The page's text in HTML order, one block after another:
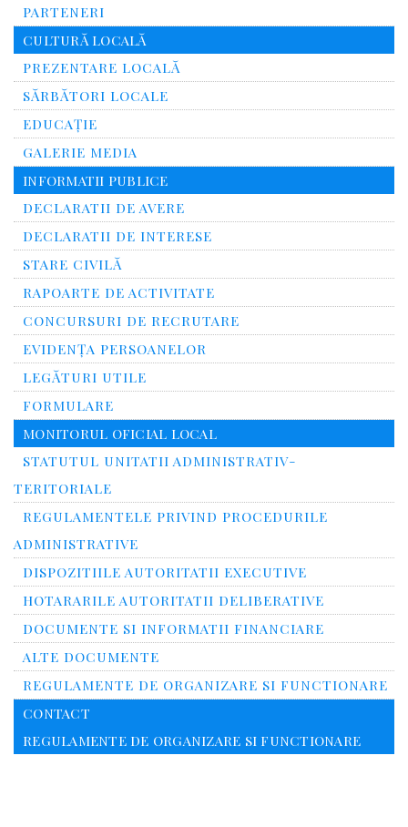
PARTENERI
CULTURĂ LOCALĂ
PREZENTARE LOCALĂ
SĂRBĂTORI LOCALE
EDUCAȚIE
GALERIE MEDIA
INFORMATII PUBLICE
DECLARATII DE AVERE
DECLARATII DE INTERESE
STARE CIVILĂ
RAPOARTE DE ACTIVITATE
CONCURSURI DE RECRUTARE
EVIDENȚA PERSOANELOR
LEGĂTURI UTILE
FORMULARE
MONITORUL OFICIAL LOCAL
STATUTUL UNITATII ADMINISTRATIV-
TERITORIALE
REGULAMENTELE PRIVIND PROCEDURILE
ADMINISTRATIVE
DISPOZITIILE AUTORITATII EXECUTIVE
HOTARARILE AUTORITATII DELIBERATIVE
DOCUMENTE SI INFORMATII FINANCIARE
ALTE DOCUMENTE
REGULAMENTE DE ORGANIZARE SI FUNCTIONARE
CONTACT
REGULAMENTE DE ORGANIZARE SI FUNCTIONARE